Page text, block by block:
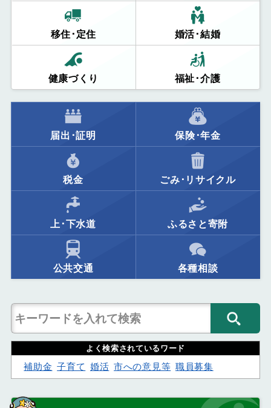
移住･定住 婚活･結婚
健康づくり 福祉･介護
届出･証明 保険･年金
税金 ごみ･リサイクル
上･下水道 ふるさと寄附
公共交通 各種相談
よく検索されているワード
補助金 子育て 婚活 市への意見等 職員募集